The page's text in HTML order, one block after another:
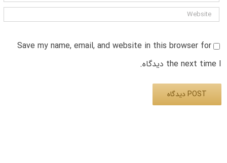
Save my name, email, and website in this browser for
the next time I دیدگاه.